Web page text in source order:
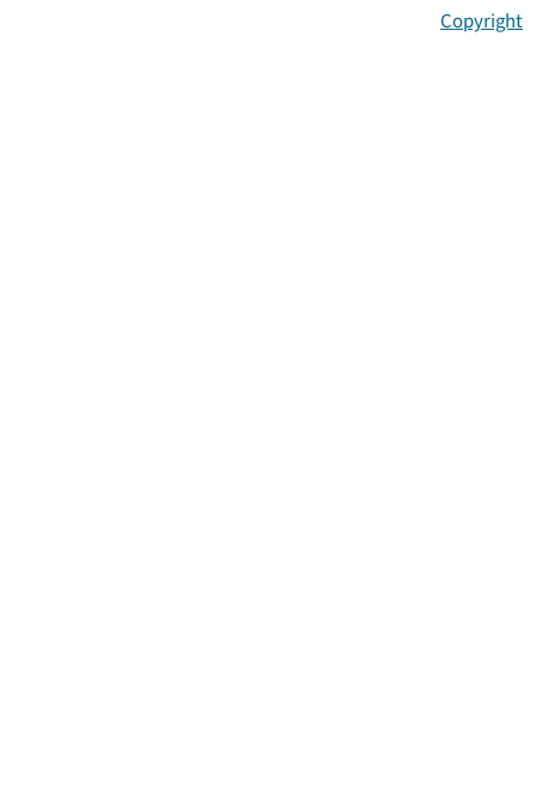
Copyright